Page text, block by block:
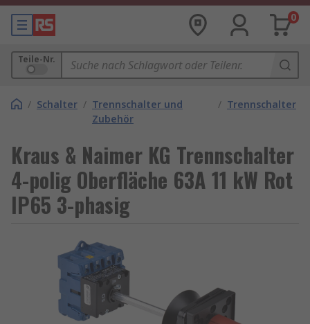
0
Teile-Nr.
/ Schalter / Trennschalter und
Zubehör
/ Trennschalter
Kraus & Naimer KG Trennschalter
4-polig Oberfläche 63A 11 kW Rot
IP65 3-phasig